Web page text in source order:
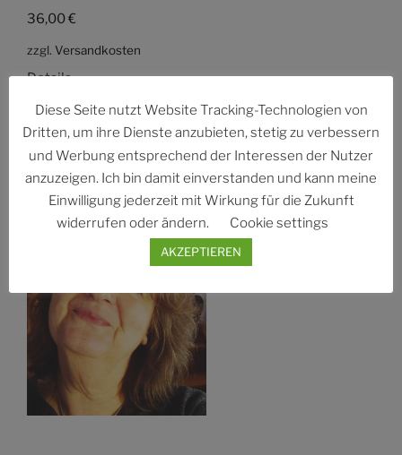
36,00€
zzgl. Versandkosten
Details
CONNIE ALBERS
Diese Seite nutzt Website Tracking-Technologien von
Dritten, um ihre Dienste anzubieten, stetig zu verbessern
und Werbung entsprechend der Interessen der Nutzer
anzuzeigen. Ich bin damit einverstanden und kann meine
Einwilligung jederzeit mit Wirkung für die Zukunft
widerrufen oder ändern.
Cookie settings
AKZEPTIEREN